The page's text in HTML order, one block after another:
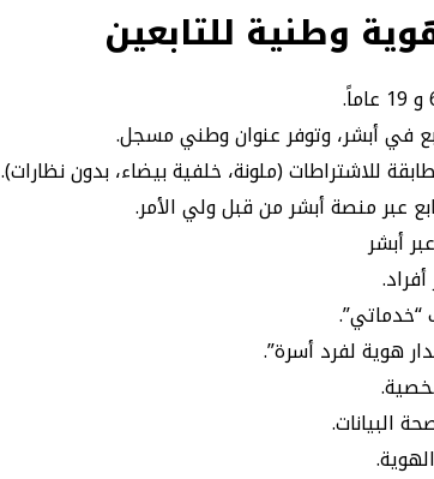
وطنية للتابعين
في أبشر، وتوفر عنوان وطني مسجل.
للاشتراطات (ملونة، خلفية بيضاء، بدون نظارات).
عبر منصة أبشر من قبل ولي الأمر.
أبشر
“خدماتي”.
هوية لفرد أسرة”.
البيانات.